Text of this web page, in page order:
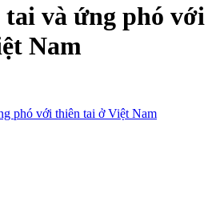
và ứng phó với
Nam
phó với thiên tai ở Việt Nam